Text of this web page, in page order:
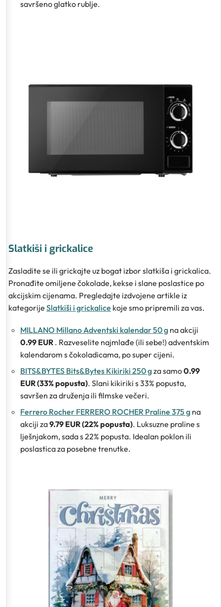
savršeno glatko rublje.
Slatkiši i grickalice
Zasladite se ili grickajte uz bogat izbor slatkiša i grickalica.
Pronađite omiljene čokolade, kekse i slane poslastice po
akcijskim cijenama. Pregledajte izdvojene artikle iz
kategorije Slatkiši i grickalice koje smo pripremili za vas.
MILLANO Millano Adventski kalendar 50 g na akciji
0.99 EUR . Razveselite najmlađe (ili sebe!) adventskim
kalendarom s čokoladicama, po super cijeni.
BITS&BYTES Bits&Bytes Kikiriki 250 gza samo0.99
EUR (33% popusta). Slani kikiriki s 33% popusta,
savršen za druženja ili filmske večeri.
Ferrero Rocher FERRERO ROCHER Praline 375 g na
akciji za9.79 EUR (22% popusta). Luksuzne praline s
lješnjakom, sada s 22% popusta. Idealan poklon ili
poslastica za posebne trenutke.